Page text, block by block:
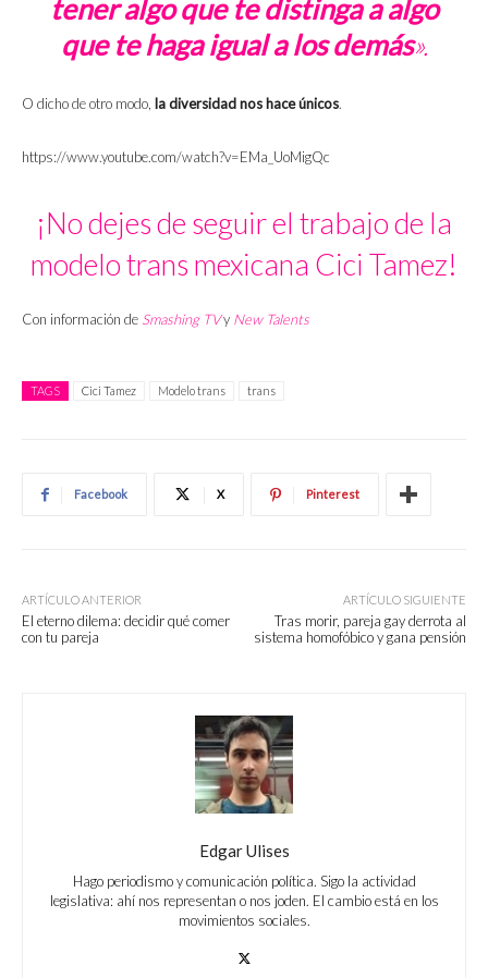
tener algo que te distinga a algo
que te haga igual a los demás».
O dicho de otro modo, la diversidad nos hace únicos.
https://www.youtube.com/watch?v=EMa_UoMigQc
¡No dejes de seguir el trabajo de la
modelo trans mexicana Cici Tamez!
Con información de Smashing TVy New Talents
TAGS Cici Tamez Modelo trans trans
Facebook X Pinterest
ARTÍCULO ANTERIOR
El eterno dilema: decidir qué comer
con tu pareja
ARTÍCULO SIGUIENTE
Tras morir, pareja gay derrota al
sistema homofóbico y gana pensión
Edgar Ulises
Hago periodismo y comunicación política. Sigo la actividad
legislativa: ahí nos representan o nos joden. El cambio está en los
movimientos sociales.